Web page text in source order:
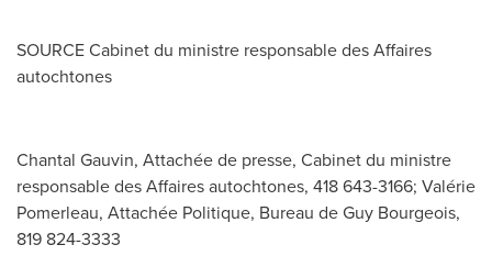
SOURCE Cabinet du ministre responsable des Affaires
autochtones
Chantal Gauvin, Attachée de presse, Cabinet du ministre
responsable des Affaires autochtones, 418 643-3166; Valérie
Pomerleau, Attachée Politique, Bureau de Guy Bourgeois,
819 824-3333